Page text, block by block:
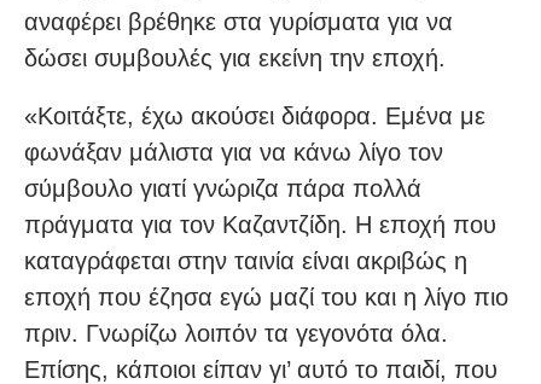
αναφέρει βρέθηκε στα γυρίσματα για να
δώσει συμβουλές για εκείνη την εποχή.
«Κοιτάξτε, έχω ακούσει διάφορα. Εμένα με
φωνάξαν μάλιστα για να κάνω λίγο τον
σύμβουλο γιατί γνώριζα πάρα πολλά
πράγματα για τον Καζαντζίδη. Η εποχή που
καταγράφεται στην ταινία είναι ακριβώς η
εποχή που έζησα εγώ μαζί του και η λίγο πιο
πριν. Γνωρίζω λοιπόν τα γεγονότα όλα.
Επίσης, κάποιοι είπαν γι’ αυτό το παιδί, που